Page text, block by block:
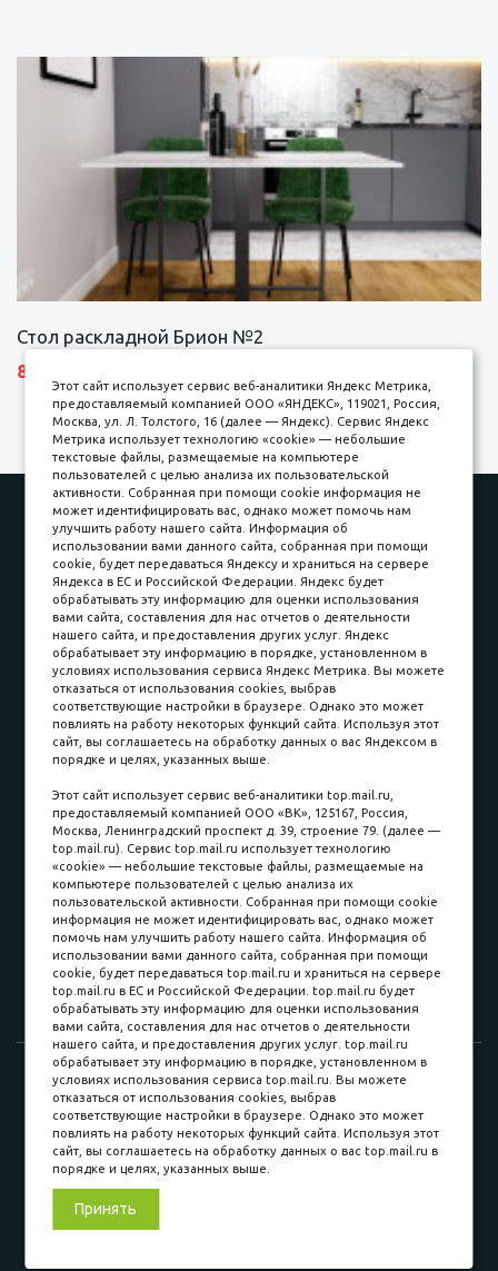
Стол раскладной Брион №2
8690 р.
Наши работы
Оплата
Доставка и сборка
Гарантии
Карьера в компании
Контакты
Принимаем к оплате
Наличные
пл. Соляная, 6, стр. 16
8 (3822) 60-70-30
8 (3822) 50-39-09
8 (3822) 22-77-68
8 (3822) 50-48-50
8 (3822) 65-42-10
© 2015-2026. Компания «Мебельный куб».
ИП Саворенко Валерий Александрович. Россия, г. Томск, пл.
Соляная, 6 стр. 16, Цокольный этаж
Этот сайт использует сервис веб-аналитики Яндекс Метрика,
предоставляемый компанией ООО «ЯНДЕКС», 119021, Россия,
Москва, ул. Л. Толстого, 16 (далее — Яндекс). Сервис Яндекс
Метрика использует технологию «cookie» — небольшие
текстовые файлы, размещаемые на компьютере
пользователей с целью анализа их пользовательской
активности. Собранная при помощи cookie информация не
может идентифицировать вас, однако может помочь нам
улучшить работу нашего сайта. Информация об
использовании вами данного сайта, собранная при помощи
cookie, будет передаваться Яндексу и храниться на сервере
Яндекса в ЕС и Российской Федерации. Яндекс будет
обрабатывать эту информацию для оценки использования
вами сайта, составления для нас отчетов о деятельности
нашего сайта, и предоставления других услуг. Яндекс
обрабатывает эту информацию в порядке, установленном в
условиях использования сервиса Яндекс Метрика. Вы можете
отказаться от использования cookies, выбрав
соответствующие настройки в браузере. Однако это может
повлиять на работу некоторых функций сайта. Используя этот
сайт, вы соглашаетесь на обработку данных о вас Яндексом в
порядке и целях, указанных выше.
Этот сайт использует сервис веб-аналитики top.mail.ru,
предоставляемый компанией ООО «ВК», 125167, Россия,
Москва, Ленинградский проспект д. 39, строение 79. (далее —
top.mail.ru). Сервис top.mail.ru использует технологию
«cookie» — небольшие текстовые файлы, размещаемые на
компьютере пользователей с целью анализа их
пользовательской активности. Собранная при помощи cookie
информация не может идентифицировать вас, однако может
помочь нам улучшить работу нашего сайта. Информация об
использовании вами данного сайта, собранная при помощи
cookie, будет передаваться top.mail.ru и храниться на сервере
top.mail.ru в ЕС и Российской Федерации. top.mail.ru будет
обрабатывать эту информацию для оценки использования
вами сайта, составления для нас отчетов о деятельности
нашего сайта, и предоставления других услуг. top.mail.ru
обрабатывает эту информацию в порядке, установленном в
условиях использования сервиса top.mail.ru. Вы можете
отказаться от использования cookies, выбрав
соответствующие настройки в браузере. Однако это может
повлиять на работу некоторых функций сайта. Используя этот
сайт, вы соглашаетесь на обработку данных о вас top.mail.ru в
порядке и целях, указанных выше.
Принять